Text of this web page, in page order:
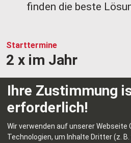
finden die beste
Starttermine
2 x im Jahr
Unsere
im Jahr – einmal im
im Herbst.
Du kannst wählen,
Ihre Zustimmung
erforderlich!
Wir verwenden auf unserer Webseite
Technologien, um Inhalte Dritter (z.